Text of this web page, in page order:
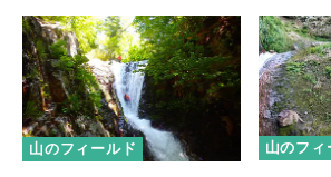
山のフィールド 山のフィ